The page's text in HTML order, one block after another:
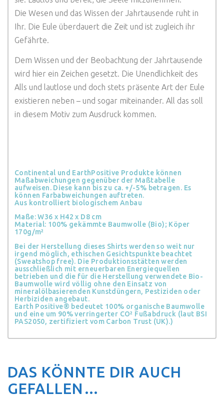
Die Wesen und das Wissen der Jahrtausende ruht in
Ihr. Die Eule überdauert die Zeit und ist zugleich ihr
Gefährte.
Dem Wissen und der Beobachtung der Jahrtausende
wird hier ein Zeichen gesetzt. Die Unendlichkeit des
Alls und lautlose und doch stets präsente Art der Eule
existieren neben – und sogar miteinander. All das soll
in diesem Motiv zum Ausdruck kommen.
Continental und EarthPositive Produkte können
Maßabweichungen gegenüber der Maßtabelle
aufweisen. Diese kann bis zu ca. +/-5% betragen. Es
können Farbabweichungen auftreten.
Aus kontrolliert biologischem Anbau
Maße: W36 x H42 x D8 cm
Material: 100% gekämmte Baumwolle (Bio); Köper
170g/m²
Bei der Herstellung dieses Shirts werden so weit nur
irgend möglich, ethischen Gesichtspunkte beachtet
(Sweatshop free). Die Produktionsstätten werden
ausschließlich mit erneuerbaren Energiequellen
betrieben und die für die Herstellung verwendete Bio-
Baumwolle wird völlig ohne den Einsatz von
mineralölbasierenden Kunstdüngern, Pestiziden oder
Herbiziden angebaut.
Earth Positive® bedeutet 100% organische Baumwolle
und eine um 90% verringerter CO² Fußabdruck (laut BSI
PAS2050, zertifiziert vom Carbon Trust (UK).)
DAS KÖNNTE DIR AUCH
GEFALLEN…